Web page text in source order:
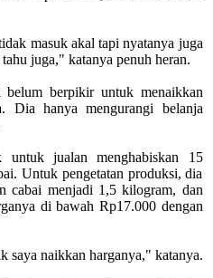
masuk akal tapi nyatanya juga
juga," katanya penuh heran.
berpikir untuk menaikkan
Dia hanya mengurangi belanja
untuk jualan menghabiskan 15
Untuk pengetatan produksi, dia
cabai menjadi 1,5 kilogram, dan
di bawah Rp17.000 dengan
saya naikkan harganya," katanya.